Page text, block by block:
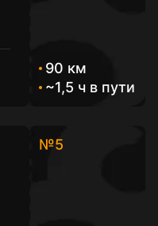
90 км
~1,5 ч в пути
№5